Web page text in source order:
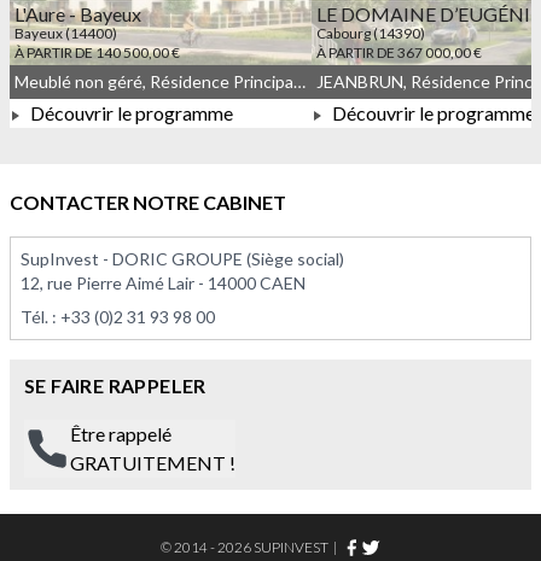
L'Aure - Bayeux
Bayeux (14400)
À PARTIR DE 140 500,00 €
À PARTIR DE 140 500,00 €
Meublé non géré, Résidence Principale, Droit commun
Découvrir le programme
LE DOMAINE D’EUGÉNIE
Cabourg (14390)
À PARTIR DE 367 000,00 €
Découvrir le programme
CONTACTER NOTRE CABINET
SupInvest - DORIC GROUPE (Siège social)
12, rue Pierre Aimé Lair - 14000 CAEN
Tél. : +33 (0)2 31 93 98 00
SE FAIRE RAPPELER
Être rappelé
GRATUITEMENT !
© 2014 - 2026 SUPINVEST |